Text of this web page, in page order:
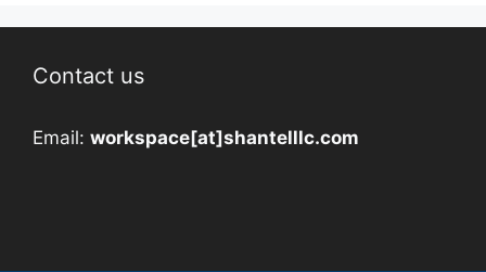
Contact us
Email: workspace[at]shantelllc.com